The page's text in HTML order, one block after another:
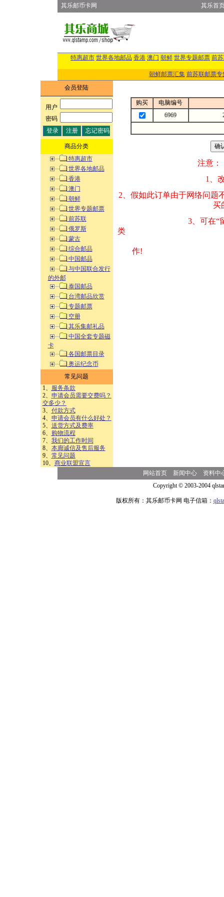
其乐邮币卡网 其乐首
特惠超市 世界各地邮品 香港 澳门 朝鲜 世界专题邮票 前
朝鲜邮票汇集 前苏联邮票专
会员登陆
用户:
密码:
商品分类
特惠超市
世界各地邮品
香港
澳门
朝鲜
世界专题邮票
前苏联
俄罗斯
蒙古
综合邮品
中国邮品
与中国联合发行
的外邮
泰国邮品
台湾邮品欣赏
专题邮票
空册
其乐集邮礼品
中国全套专题磁
卡
各国邮票目录
奥运纪念币
常见问题
1、
服务条款
2、 申请会员需要交费吗？
交多少？
3、 付款方式
4、 申请会员有什么好处？
5、 送货方式及费率
6、
购物流程
7、 我们的工作时间
8、 本廊诚信及售后服务
9、 常见问题
10、 商业联盟宣言
购买
电脑编号
6969
注意：
1、改变商品数量
2、假如此订单由
买的邮品的“
3、可在“
类 方式告之
作!
网站首页 新闻中心
资料中
Copyright © 2003-2004
版权所有：其乐邮币卡网 电子信箱：